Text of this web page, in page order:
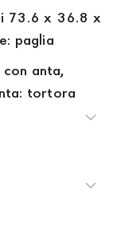
73.6 x 36.8 x
paglia
anta,
tortora